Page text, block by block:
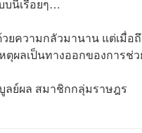
บนี้เรื่อยๆ…
ยความกลัวมานาน แต่เมื่อ
ตุผลเป็นทางออกของการช่
ลย์ผล สมาชิกกลุ่มราษฎร